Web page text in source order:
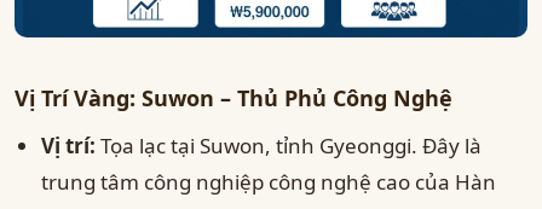
Vị Trí Vàng: Suwon – Thủ Phủ Công Nghệ
Vị trí: Tọa lạc tại Suwon, tỉnh Gyeonggi. Đây là
trung tâm công nghiệp công nghệ cao của Hàn